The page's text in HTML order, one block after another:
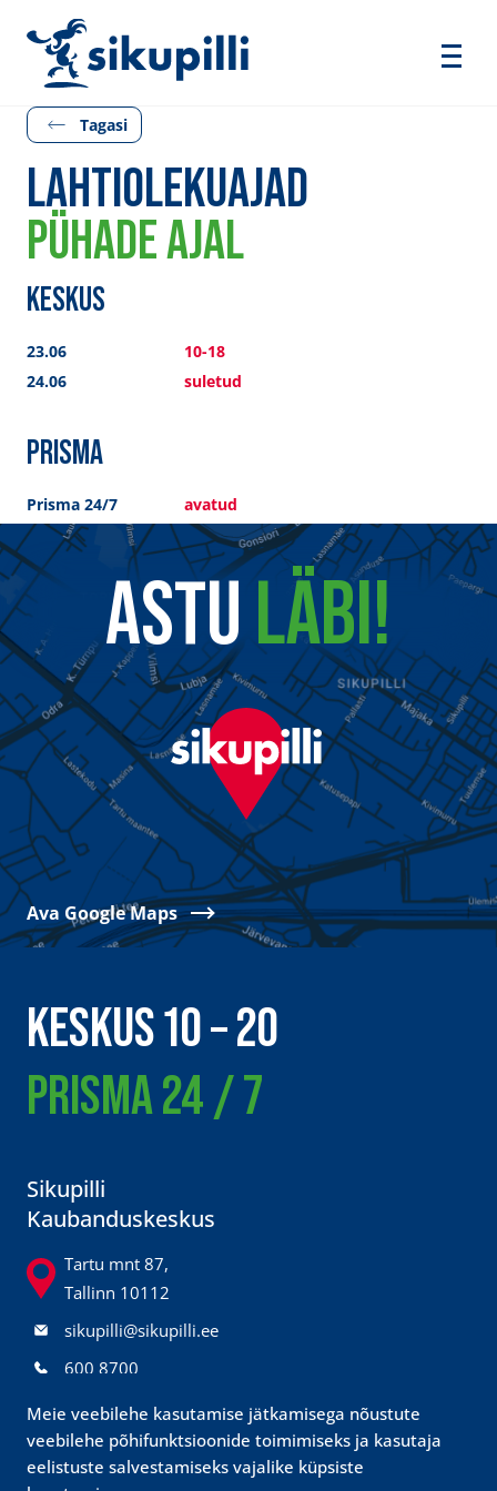
Tagasi
LAHTIOLEKUAJAD
PÜHADE AJAL
KESKUS
23.06
10-18
24.06
suletud
PRISMA
Prisma 24/7 avatud
ASTU LÄBI!
Ava Google Maps
KESKUS 10 – 20
PRISMA 24 / 7
Sikupilli
Kaubanduskeskus
Tartu mnt 87,
Tallinn 10112
sikupilli@sikupilli.ee
600 8700
@sikupillikeskus
Prisma
Meie veebilehe kasutamise jätkamisega nõustute
veebilehe põhifunktsioonide toimimiseks ja kasutaja
eelistuste salvestamiseks vajalike küpsiste